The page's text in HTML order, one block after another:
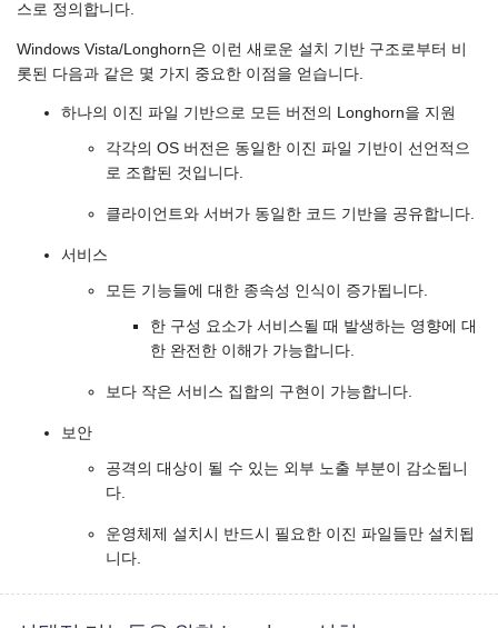
스로 정의합니다.
Windows Vista/Longhorn은 이런 새로운 설치 기반 구조로부터 비
롯된 다음과 같은 몇 가지 중요한 이점을 얻습니다.
하나의 이진 파일 기반으로 모든 버전의 Longhorn을 지원
각각의 OS 버전은 동일한 이진 파일 기반이 선언적으
로 조합된 것입니다.
클라이언트와 서버가 동일한 코드 기반을 공유합니다.
서비스
모든 기능들에 대한 종속성 인식이 증가됩니다.
한 구성 요소가 서비스될 때 발생하는 영향에 대
한 완전한 이해가 가능합니다.
보다 작은 서비스 집합의 구현이 가능합니다.
보안
공격의 대상이 될 수 있는 외부 노출 부분이 감소됩니
다.
운영체제 설치시 반드시 필요한 이진 파일들만 설치됩
니다.